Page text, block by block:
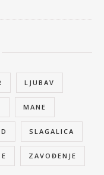
LJUBAV
MANE
SLAGALICA
ZAVOĐENJE